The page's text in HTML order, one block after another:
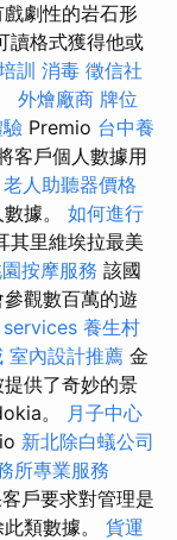
劇性的岩石形
讀格式獲得他或
訓 消毒 徵信社
外燴廠商 牌位
Premio 台中養
客戶個人數據用
老人助聽器價格
據。 如何進行
其里維埃拉最美
按摩服務 該國
觀數百萬的遊
養生村
室內設計推薦 金
供了奇妙的景
。
月子中心
新北除白蟻公司
所專業服務
戶要求對管理是
類數據。 貨運